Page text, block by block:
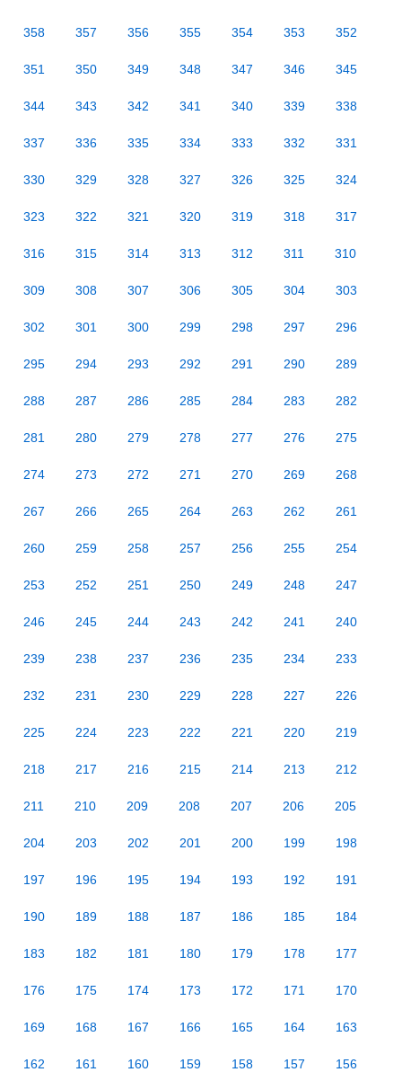
358 357 356 355 354 353 352
351 350 349 348 347 346 345
344 343 342 341 340 339 338
337 336 335 334 333 332 331
330 329 328 327 326 325 324
323 322 321 320 319 318 317
316 315 314 313 312 311 310
309 308 307 306 305 304 303
302 301 300 299 298 297 296
295 294 293 292 291 290 289
288 287 286 285 284 283 282
281 280 279 278 277 276 275
274 273 272 271 270 269 268
267 266 265 264 263 262 261
260 259 258 257 256 255 254
253 252 251 250 249 248 247
246 245 244 243 242 241 240
239 238 237 236 235 234 233
232 231 230 229 228 227 226
225 224 223 222 221 220 219
218 217 216 215 214 213 212
211 210 209 208 207 206 205
204 203 202 201 200 199 198
197 196 195 194 193 192 191
190 189 188 187 186 185 184
183 182 181 180 179 178 177
176 175 174 173 172 171 170
169 168 167 166 165 164 163
162 161 160 159 158 157 156